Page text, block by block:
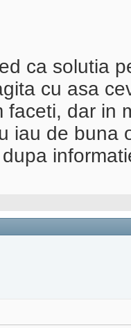
ca solutia
cu asa
faceti, dar in
iau de buna